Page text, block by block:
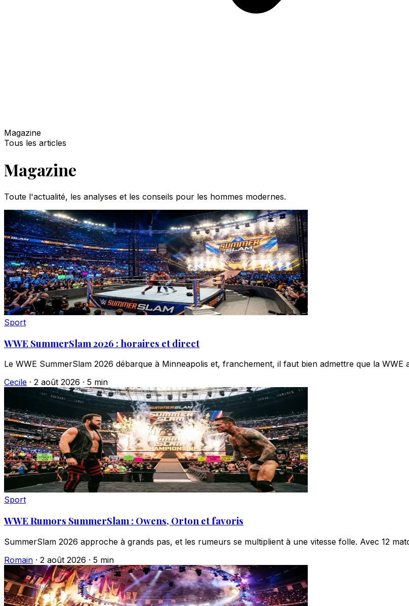
Magazine
Tous les articles
Magazine
Toute l'actualité, les analyses et les conseils pour les hommes modernes.
Sport
WWE SummerSlam 2026 : horaires et direct
Le WWE SummerSlam 2026 débarque à Minneapolis et, franchement, il faut bien admettre que la
Cecile · 2 août 2026 · 5 min
Sport
WWE Rumors SummerSlam : Owens, Orton et favoris
SummerSlam 2026 approche à grands pas, et les rumeurs se multiplient à une vitesse folle. Avec 12
Romain · 2 août 2026 · 5 min